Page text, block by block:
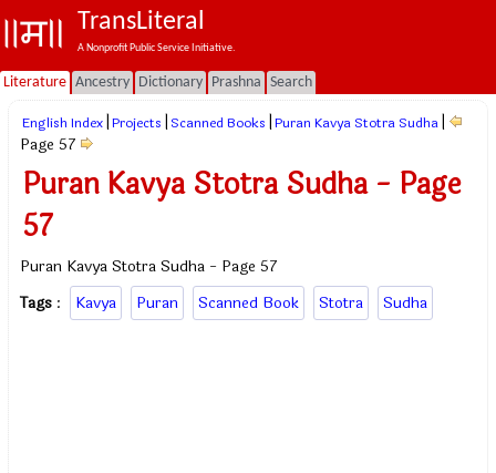
TransLiteral
A Nonprofit Public Service Initiative.
Literature Ancestry Dictionary Prashna Search
English Index Projects Scanned Books Puran Kavya Stotra Sudha
Page 57
Puran Kavya Stotra Sudha - Page
57
Puran Kavya Stotra Sudha - Page 57
Tags : Kavya Puran Scanned Book Stotra Sudha